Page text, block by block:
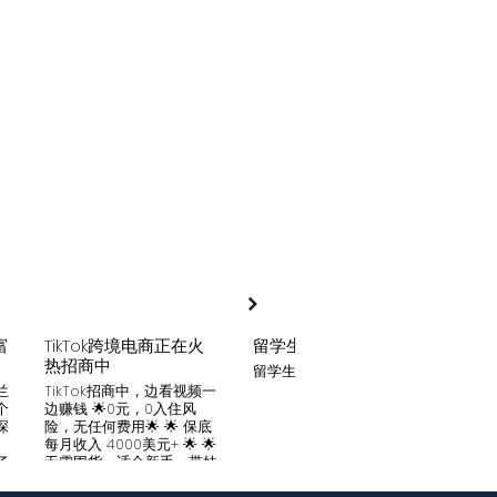
TikTok跨境电商正在火
热招商中
TikTok招商中，边看视频一
边赚钱 🌟0元，0入住风
险，无任何费用🌟 🌟 保底
每月收入 4000美元+ 🌟 🌟
无需囤货，适合新手，带娃
留学生贷款
留学生贷款专业平台